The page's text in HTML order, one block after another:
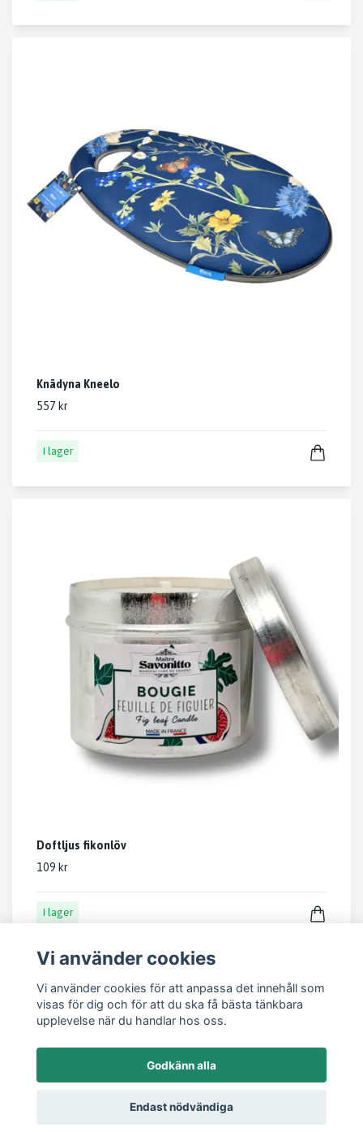
Knädyna Kneelo
557 kr
I lager
Doftljus fikonlöv
109 kr
I lager
Läs mer
Kontakt
Om oss
Vi använder cookies
Vi använder cookies för att anpassa det innehåll som
visas för dig och för att du ska få bästa tänkbara
upplevelse när du handlar hos oss.
Godkänn alla
Endast nödvändiga